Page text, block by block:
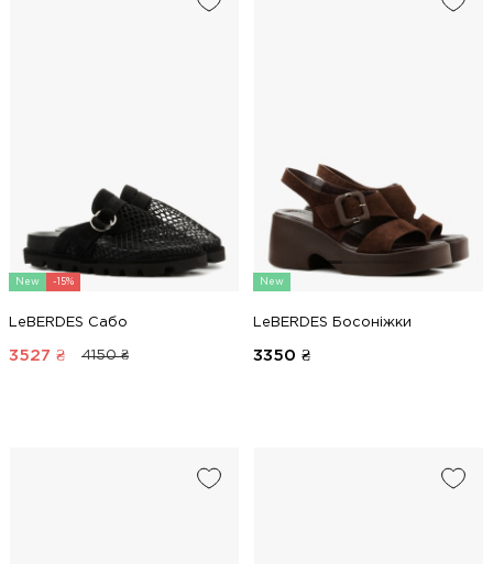
New -15%
LeBERDES Сабо
3527 ₴ 4150 ₴
New
LeBERDES Босоніжки
3350 ₴